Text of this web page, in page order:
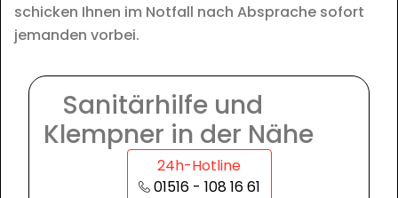
schicken Ihnen im Notfall nach Absprache sofort
jemanden vorbei.
Sanitärhilfe und
Klempner in der Nähe
24h-Hotline
01516 - 108 16 61